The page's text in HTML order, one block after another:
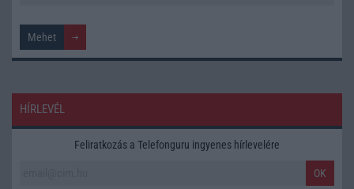
HÍRLEVÉL
Feliratkozás a Telefonguru ingyenes hírlevelére
OK